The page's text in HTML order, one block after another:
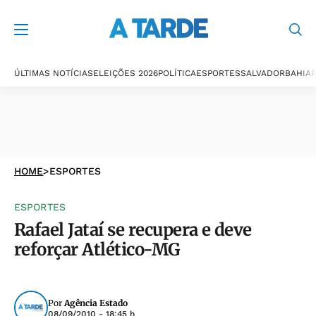
ÚLTIMAS NOTÍCIASELEIÇÕES 2026POLÍTICAESPORTESSALVADORBAHIA
HOME>ESPORTES
ESPORTES
Rafael Jataí se recupera e deve
reforçar Atlético-MG
PorAgência Estado
08/09/2010 - 18:45 h